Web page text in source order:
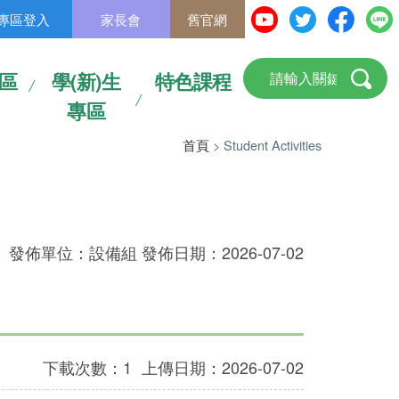
區登入 家長會 舊官網
學(新)生
專區
特色課程
首頁 > Student Activities
發佈單位：設備組 發佈日期：2026-07-02
上傳日期：2026-07-02
下載次數：1